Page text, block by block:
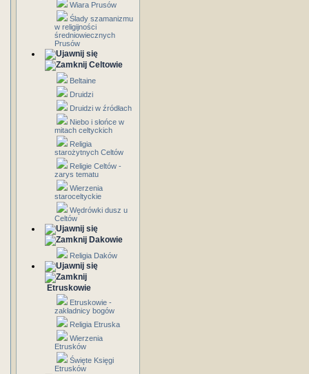
Wiara Prusów
Ślady szamanizmu
w religijności
średniowiecznych
Prusów
Celtowie
Beltaine
Druidzi
Druidzi w źródłach
Niebo i słońce w
mitach celtyckich
Religia
starożytnych Celtów
Religie Celtów -
zarys tematu
Wierzenia
staroceltyckie
Wędrówki dusz u
Celtów
Dakowie
Religia Daków
Etruskowie
Etruskowie -
zakładnicy bogów
Religia Etruska
Wierzenia
Etrusków
Święte Księgi
Etrusków